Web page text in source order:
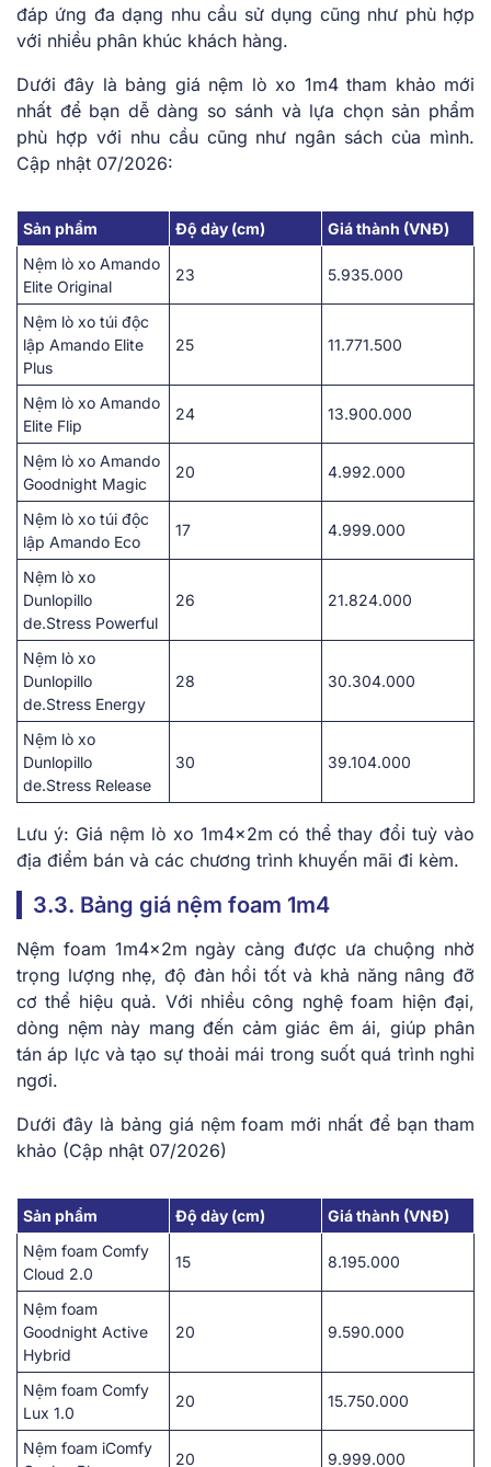
đáp ứng đa dạng nhu cầu sử dụng cũng như phù hợp
với nhiều phân khúc khách hàng.
Dưới đây là bảng giá nệm lò xo 1m4 tham khảo mới
nhất để bạn dễ dàng so sánh và lựa chọn sản phẩm
phù hợp với nhu cầu cũng như ngân sách của mình.
Cập nhật 07/2026:
Sản phẩm Độ dày (cm)
Giá thành (VNĐ)
Nệm lò xo Amando
Elite Original
23 5.935.000
Nệm lò xo túi độc
lập Amando Elite
Plus
25 11.771.500
Nệm lò xo Amando
Elite Flip
24 13.900.000
Nệm lò xo Amando
Goodnight Magic
20 4.992.000
Nệm lò xo túi độc
lập Amando Eco
17 4.999.000
Nệm lò xo
Dunlopillo
de.Stress Powerful
26 21.824.000
Nệm lò xo
Dunlopillo
de.Stress Energy
28 30.304.000
Nệm lò xo
Dunlopillo
de.Stress Release
30 39.104.000
Lưu ý: Giá nệm lò xo 1m4x2m có thể thay đổi tuỳ vào
địa điểm bán và các chương trình khuyến mãi đi kèm.
3.3. Bảng giá nệm foam 1m4
Nệm foam 1m4x2m ngày càng được ưa chuộng nhờ
trọng lượng nhẹ, độ đàn hồi tốt và khả năng nâng đỡ
cơ thể hiệu quả. Với nhiều công nghệ foam hiện đại,
dòng nệm này mang đến cảm giác êm ái, giúp phân
tán áp lực và tạo sự thoải mái trong suốt quá trình nghỉ
ngơi.
Dưới đây là bảng giá nệm foam mới nhất để bạn tham
khảo (Cập nhật 07/2026)
Sản phẩm Độ dày (cm)
Giá thành (VNĐ)
Nệm foam Comfy
Cloud 2.0
15 8.195.000
Nệm foam
Goodnight Active
Hybrid
20 9.590.000
Nệm foam Comfy
Lux 1.0
20 15.750.000
Nệm foam iComfy
20 9.999.000